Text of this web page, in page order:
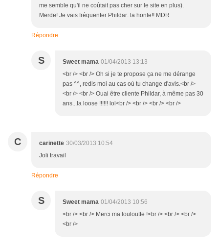
me semble qu'il ne coûtait pas cher sur le site en plus).
Merde! Je vais fréquenter Phildar: la honte!! MDR
Répondre
S Sweet mama 01/04/2013 13:13
<br /> <br /> Oh si je te propose ça ne me dérange
pas ^^, redis moi au cas où tu change d'avis.<br />
<br /> <br /> Ouai être cliente Phildar, à même pas 30
ans...la loose !!!!!! lol<br /> <br /> <br /> <br />
C carinette 30/03/2013 10:54
Joli travail
Répondre
S Sweet mama 01/04/2013 10:56
<br /> <br /> Merci ma louloutte !<br /> <br /> <br />
<br />